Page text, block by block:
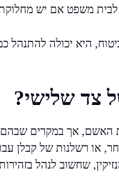
משפט אם יש
היא יכולה להתנהל
צד שלישי?
האשם, אך במקרים שבהם
או רשלנות של קבלן
שחשוב לנהל